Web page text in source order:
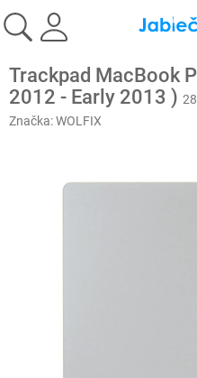
na
obsah
Trackpad MacBook
2012 - Early 2013 )
Značka:WOLFIX